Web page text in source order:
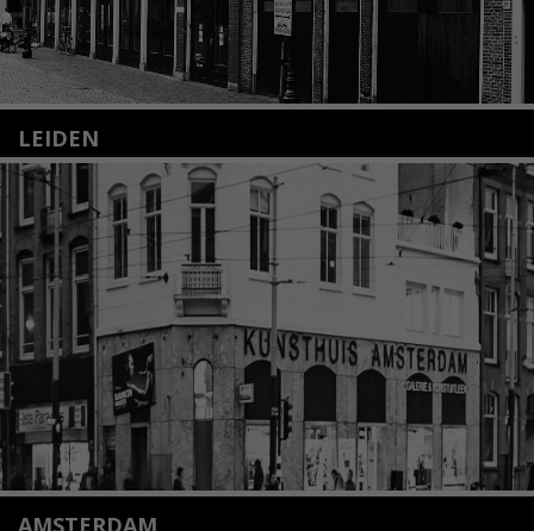
LEIDEN
Nieuwstraat 35
2312 KA Leiden
+31(0)71 – 52 84 480
info@kunsthuisleiden.nl
Lees meer